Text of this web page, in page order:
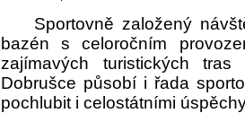
Sportovně založený
bazén s celoročním
zajímavých turistických
Dobrušce působí i řada
pochlubit i celostátními